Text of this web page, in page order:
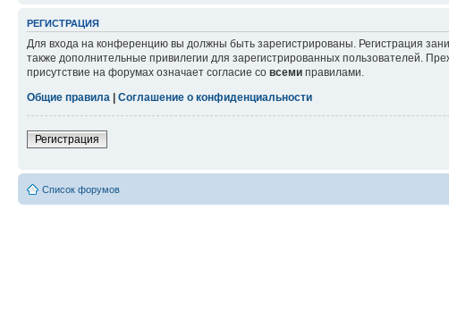
РЕГИСТРАЦИЯ
Для входа на конференцию вы должны быть зарегистрированы. Регистрация
также дополнительные привилегии для зарегистрированных пользователей.
присутствие на форумах означает согласие со всеми правилами.
Общие правила
Соглашение о конфиденциальности
Регистрация
Список форумов